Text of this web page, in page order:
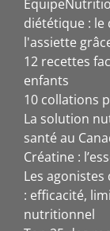
diététique : le
l'assiette
12 recettes
enfants
10 collations
La solution
santé au
Créatine :
Les
: efficacité,
nutritionnel